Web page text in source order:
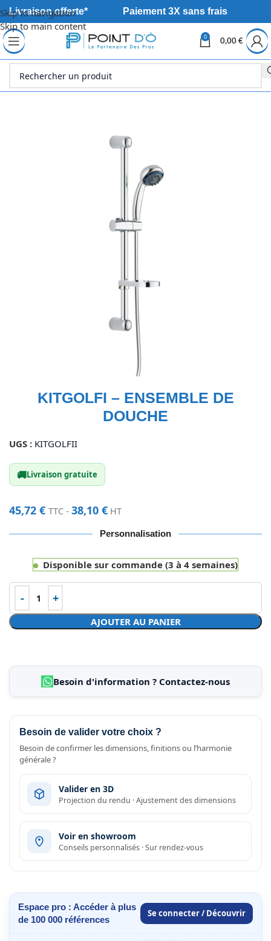
Skip to navigation
Skip to main content
Livraison offerte* Paiement 3X sans frais
0
0,00 €
Accueil Sanitaire Robinetterie
KITGOLFI – ENSEMBLE DE
DOUCHE
UGS : KITGOLFII
🚚Livraison gratuite
45,72 € TTC - 38,10 € HT
Personnalisation
Disponible sur commande (3 à 4 semaines)
AJOUTER AU PANIER
Besoin d'information ? Contactez-nous
Besoin de valider votre choix ?
Besoin de confirmer les dimensions, finitions ou l’harmonie
générale ?
Valider en 3D
Projection du rendu · Ajustement des dimensions
Voir en showroom
Conseils personnalisés · Sur rendez-vous
Espace pro : Accéder à plus
de 100 000 références
Se connecter / Découvrir